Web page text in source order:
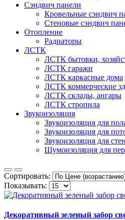
Сэндвич панели
Кровельные сэндвич
Стеновые сэндвич
Отопление
Радиаторы
ЛСТК
ЛСТК бытовки,
ЛСТК гаражи
ЛСТК каркасные дома
ЛСТК коммерческие
ЛСТК склады, ангары
ЛСТК стропила
Звукоизоляция
Звукоизоляция для
Звукоизоляция для
Звукоизоляция для стен
Шумоизоляция для
Сортировать:
Показывать:
Декоративный зеленый забор